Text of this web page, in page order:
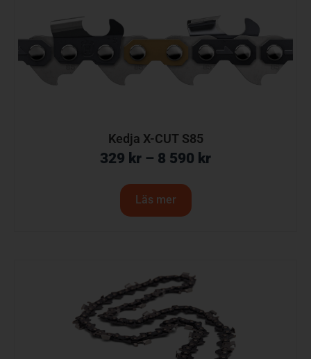
Kedja X-CUT S85
329 kr – 8 590 kr
Läs mer